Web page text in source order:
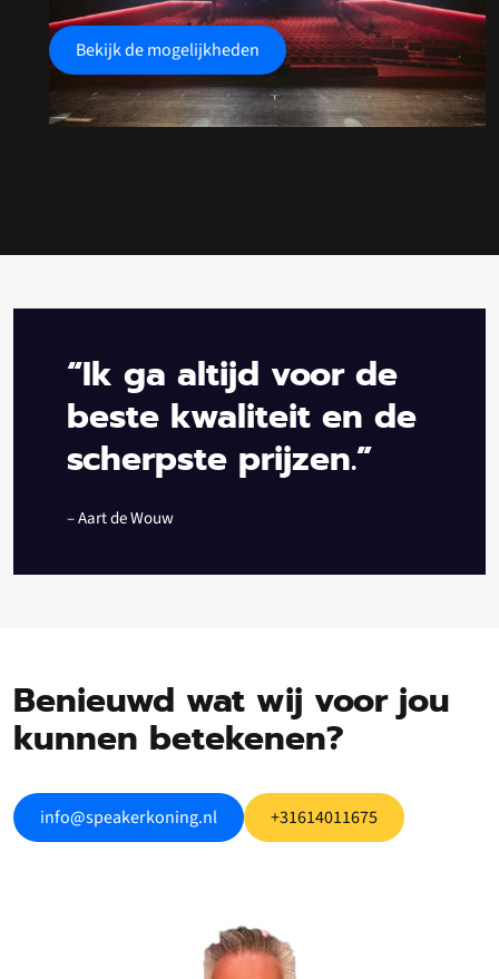
Bekijk de mogelijkheden
“Ik ga altijd voor de
beste kwaliteit en de
scherpste prijzen.”
– Aart de Wouw
Benieuwd wat wij voor jou
kunnen betekenen?
info@speakerkoning.nl +31614011675